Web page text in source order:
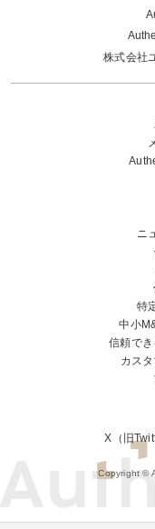
株式会社
ニ
特
中小
信頼で
カス
X（旧
Copyright ©